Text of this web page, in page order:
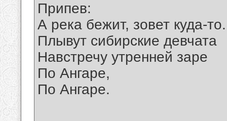
Припев:
А река бежит, зовет куда-
Плывут сибирские девчата
Навстречу утренней заре
По Ангаре,
По Ангаре.